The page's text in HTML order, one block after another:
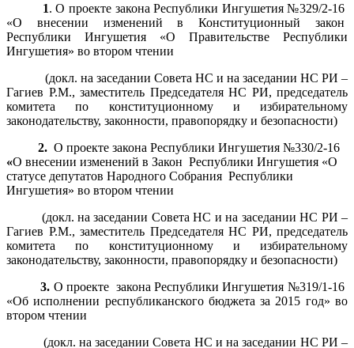
1. О проекте закона Республики Ингушетия №329/2-16
«О внесении изменений в Конституционный закон
Республики Ингушетия «О Правительстве Республики
Ингушетия» во втором чтении
(докл. на заседании Совета НС и на заседании НС РИ –
Гагиев Р.М., заместитель Председателя НС РИ, председатель
комитета по конституционному и избирательному
законодательству, законности, правопорядку и безопасности)
2. О проекте закона Республики Ингушетия №330/2-16
«О внесении изменений в Закон Республики Ингушетия «О
статусе депутатов Народного Собрания Республики
Ингушетия» во втором чтении
(докл. на заседании Совета НС и на заседании НС РИ –
Гагиев Р.М., заместитель Председателя НС РИ, председатель
комитета по конституционному и избирательному
законодательству, законности, правопорядку и безопасности)
3. О проекте закона Республики Ингушетия №319/1-16
«Об исполнении республиканского бюджета за 2015 год» во
втором чтении
(докл. на заседании Совета НС и на заседании НС РИ –